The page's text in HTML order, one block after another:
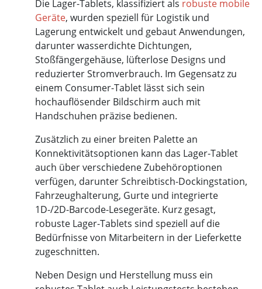
Die Lager-Tablets, klassifiziert als robuste mobile
Geräte, wurden speziell für Logistik und
Lagerung entwickelt und gebaut Anwendungen,
darunter wasserdichte Dichtungen,
Stoßfängergehäuse, lüfterlose Designs und
reduzierter Stromverbrauch. Im Gegensatz zu
einem Consumer-Tablet lässt sich sein
hochauflösender Bildschirm auch mit
Handschuhen präzise bedienen.
Zusätzlich zu einer breiten Palette an
Konnektivitätsoptionen kann das Lager-Tablet
auch über verschiedene Zubehöroptionen
verfügen, darunter Schreibtisch-Dockingstation,
Fahrzeughalterung, Gurte und integrierte
1D-/2D-Barcode-Lesegeräte. Kurz gesagt,
robuste Lager-Tablets sind speziell auf die
Bedürfnisse von Mitarbeitern in der Lieferkette
zugeschnitten.
Neben Design und Herstellung muss ein